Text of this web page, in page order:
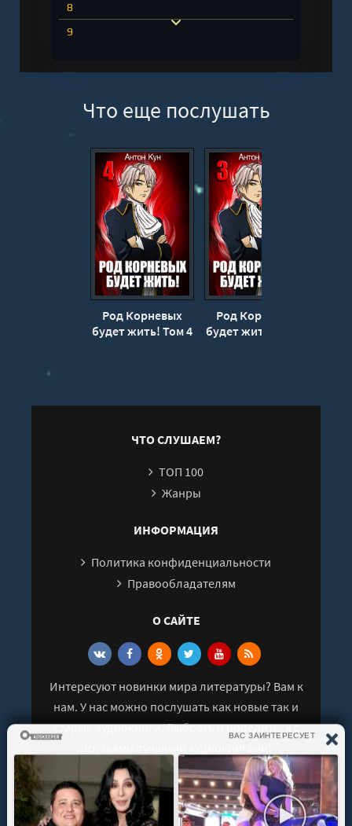
8
9
Что еще послушать
Род Корневых
будет жить! Том 4
Род Корневых
будет жить! Том 3
ЧТО СЛУШАЕМ?
ТОП 100
Жанры
ИНФОРМАЦИЯ
Политика конфиденциальности
Правообладателям
О САЙТЕ
Интересуют новинки мира литературы? Вам к
нам. У нас можно послушать как новые так и
старые аудиокниги. Выбрать и поделиться с